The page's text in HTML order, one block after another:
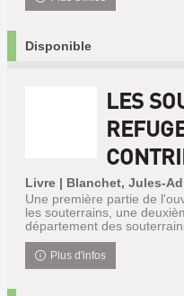
Disponible
LES
Livre | Blanchet, Jules-
Une première partie de
les souterrains, une
département des
Plus d'infos